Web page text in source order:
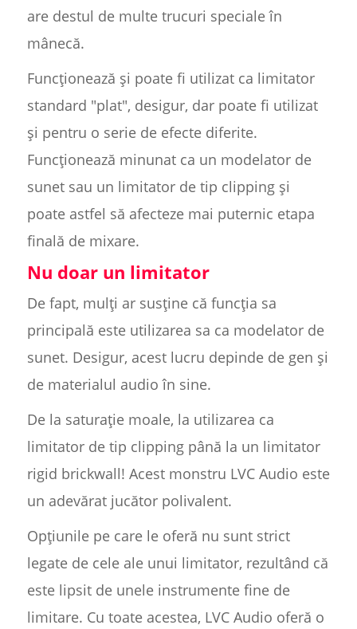
are destul de multe trucuri speciale în
mânecă.
Funcționează și poate fi utilizat ca limitator
standard "plat", desigur, dar poate fi utilizat
și pentru o serie de efecte diferite.
Funcționează minunat ca un modelator de
sunet sau un limitator de tip clipping și
poate astfel să afecteze mai puternic etapa
finală de mixare.
Nu doar un limitator
De fapt, mulți ar susține că funcția sa
principală este utilizarea sa ca modelator de
sunet. Desigur, acest lucru depinde de gen și
de materialul audio în sine.
De la saturație moale, la utilizarea ca
limitator de tip clipping până la un limitator
rigid brickwall! Acest monstru LVC Audio este
un adevărat jucător polivalent.
Opțiunile pe care le oferă nu sunt strict
legate de cele ale unui limitator, rezultând că
este lipsit de unele instrumente fine de
limitare. Cu toate acestea, LVC Audio oferă o